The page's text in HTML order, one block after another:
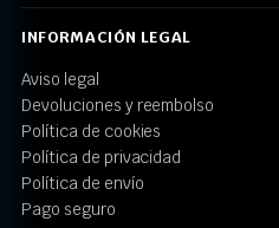
INFORMACIÓN LEGAL
Aviso legal
Devoluciones y reembolso
Política de cookies
Política de privacidad
Política de envío
Pago seguro